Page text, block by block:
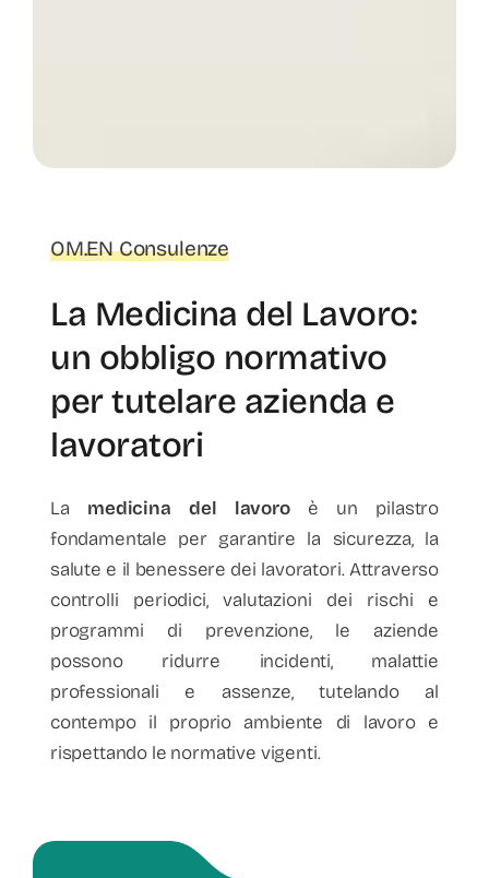
OM.EN Consulenze
La Medicina del Lavoro:
un obbligo normativo
per tutelare azienda e
lavoratori
La medicina del lavoroè un pilastro
fondamentale per garantire la sicurezza, la
salute e il benessere dei lavoratori. Attraverso
controlli periodici, valutazioni dei rischi e
programmi di prevenzione, le aziende
possono ridurre incidenti, malattie
professionali e assenze, tutelando al
contempo il proprio ambiente di lavoro e
rispettando le normative vigenti.